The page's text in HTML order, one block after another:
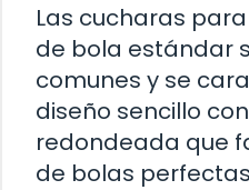
Las cucharas
de bola estándar
comunes y se
diseño sencillo
redondeada que
de bolas